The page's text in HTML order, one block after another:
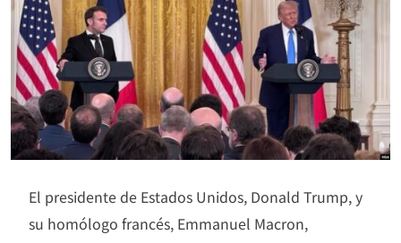
El presidente de Estados Unidos, Donald Trump, y
su homólogo francés, Emmanuel Macron,